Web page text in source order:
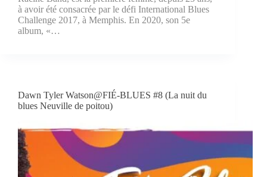
à avoir été consacrée par le défi International Blues
Challenge 2017, à Memphis. En 2020, son 5e
album, «…
Dawn Tyler Watson@FIÉ-BLUES #8 (La nuit du
blues Neuville de poitou)